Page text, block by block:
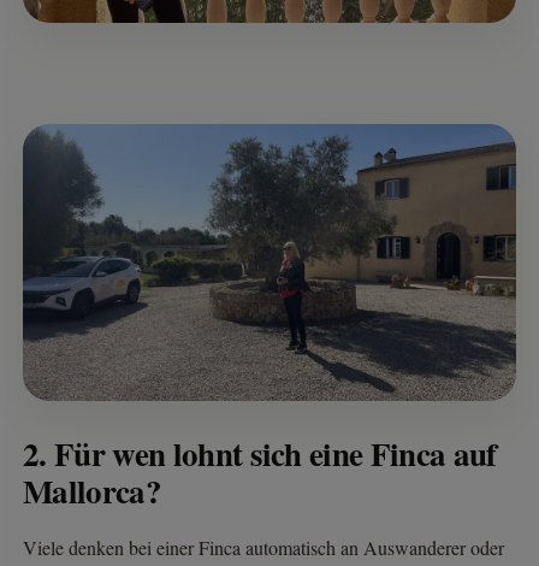
2. Für wen lohnt sich eine Finca auf
Mallorca?
Viele denken bei einer Finca automatisch an Auswanderer oder